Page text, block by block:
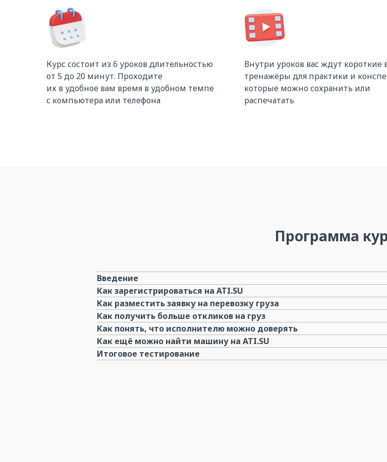
Курс состоит из 6 уроков длительностью
от 5 до 20 минут. Проходите
их в удобное вам время в удобном темпе
с компьютера или телефона
Внутри уроков вас ждут короткие
тренажёры для практики и
которые можно сохранить или
распечатать
Программа
Введение
Как зарегистрироваться на ATI.SU
Как разместить заявку на перевозку груза
Как получить больше откликов на груз
Как понять, что исполнителю можно доверять
Как ещё можно найти машину на ATI.SU
Итоговое тестирование